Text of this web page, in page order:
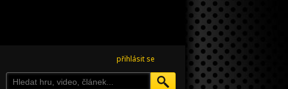
přihlásit se